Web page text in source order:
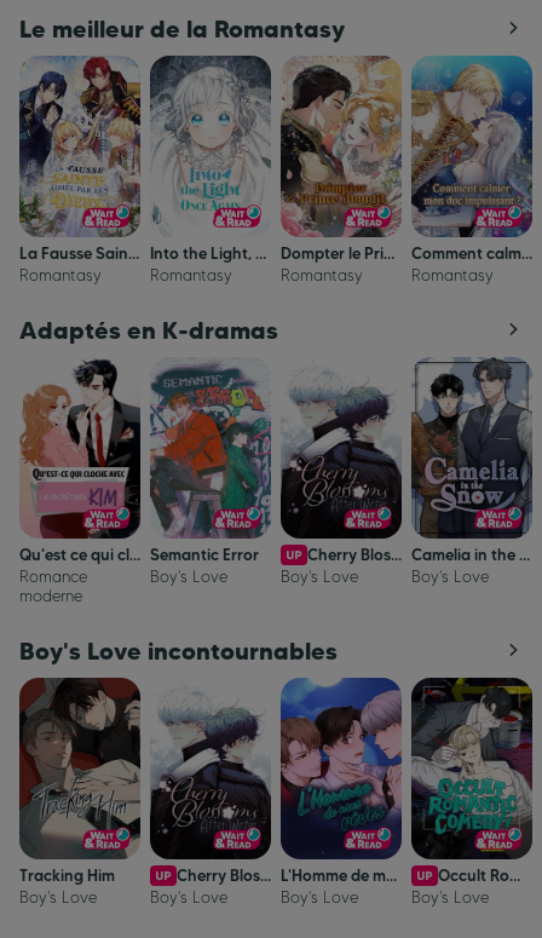
Le meilleur de la Romantasy
La Fausse Sainte aimée par les Dieux
Romantasy
Into the Light, Once Again
Romantasy
Dompter le Prince Maudit
Romantasy
Comment calmer mon duc impuissant ?
Romantasy
Adaptés en K-dramas
Qu'est ce qui cloche avec la secrétaire Kim ?
Romance
moderne
Semantic Error
Boy's Love
Cherry Blossoms After Winter
Boy's Love
Camelia in the snow
Boy's Love
Boy's Love incontournables
Tracking Him
Boy's Love
Cherry Blossoms After Winter
Boy's Love
L'Homme de mes rêves
Boy's Love
Occult Romantic Comedy !
Boy's Love